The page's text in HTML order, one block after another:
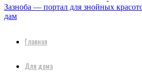
Зазноба — портал для знойных
дам
Главная
Для дома